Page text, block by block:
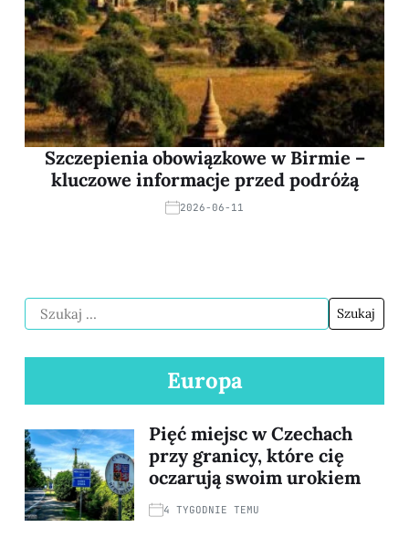
Szczepienia obowiązkowe w Birmie –
kluczowe informacje przed podróżą
2026-06-11
Europa
Pięć miejsc w Czechach
przy granicy, które cię
oczarują swoim urokiem
4 TYGODNIE TEMU